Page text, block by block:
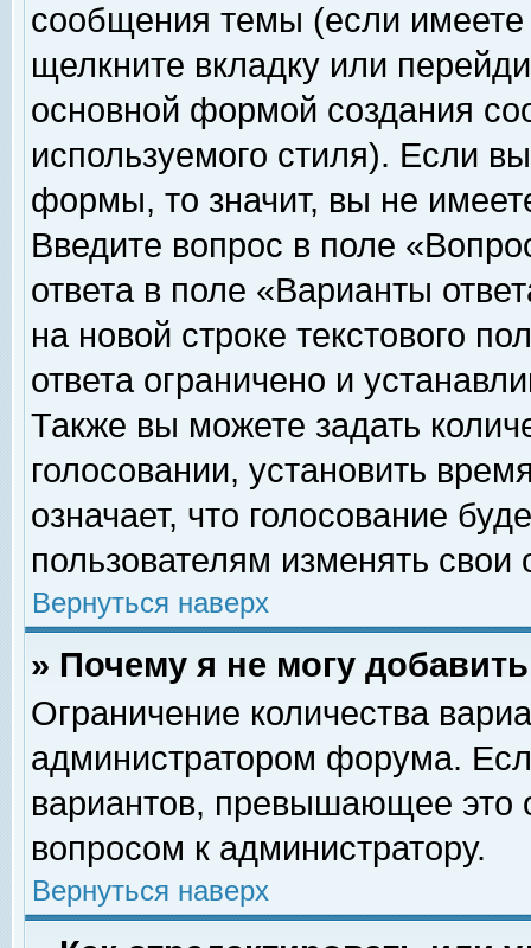
сообщения темы (если
щелкните вкладку или
основной формой создания
используемого стиля). Если
формы, то значит, вы не
Введите вопрос в поле
ответа в поле «Варианты
на новой строке текстового
ответа ограничено и
Также вы можете задать
голосовании, установить
означает, что голосование
пользователям изменять свои
Вернуться наверх
» Почему я не могу
Ограничение количества
администратором форума.
вариантов, превышающее это
вопросом к администратору.
Вернуться наверх